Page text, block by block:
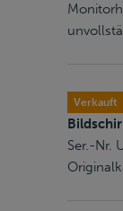
Verkauft
Ser.-Nr.